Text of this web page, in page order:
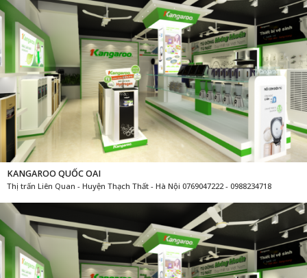
KANGAROO QUỐC OAI
Thị trấn Liên Quan - Huyện Thạch Thất - Hà Nội 0769047222 - 0988234718